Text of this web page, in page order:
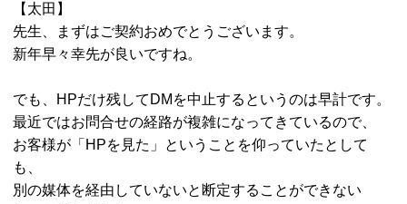
【太田】
先生、まずはご契約おめでとうございます。
新年早々幸先が良いですね。
でも、HPだけ残してDMを中止するというのは早計です。
最近ではお問合せの経路が複雑になってきているので、
お客様が「HPを見た」ということを仰っていたとして
も、
別の媒体を経由していないと断定することができない